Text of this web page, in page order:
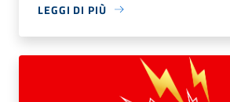
LEGGI DI PIÙ